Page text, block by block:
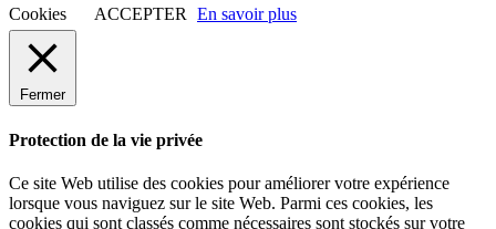
Cookies
ACCEPTER En savoir plus
Fermer
Protection de la vie privée
Ce site Web utilise des cookies pour améliorer votre expérience
lorsque vous naviguez sur le site Web. Parmi ces cookies, les
cookies qui sont classés comme nécessaires sont stockés sur votre